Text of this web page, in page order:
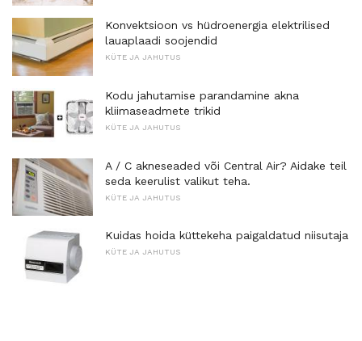
Konvektsioon vs hüdroenergia elektrilised
lauaplaadi soojendid
KÜTE JA JAHUTUS
Kodu jahutamise parandamine akna
kliimaseadmete trikid
KÜTE JA JAHUTUS
A / C akneseaded või Central Air? Aidake teil
seda keerulist valikut teha.
KÜTE JA JAHUTUS
Kuidas hoida küttekeha paigaldatud niisutaja
KÜTE JA JAHUTUS